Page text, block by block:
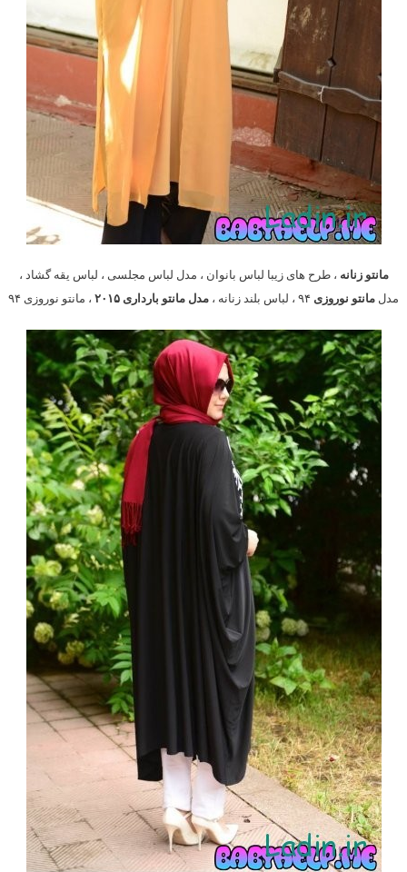
مانتو زنانه ، طرح های زیبا لباس بانوان ، مدل لباس مجلسی ، لباس یقه گشاد ،
مدل مانتو نوروزی مدل مانتو بارداری ۲۰۱۵ ، مانتو نوروزی ۹۴